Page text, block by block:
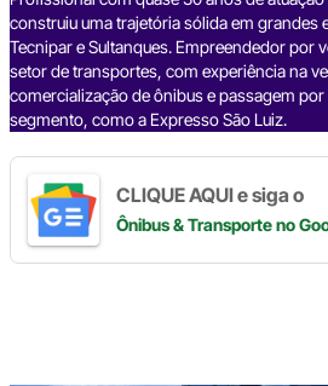
construiu uma trajetória sólida em grandes
Tecnipar e Sultanques. Empreendedor por
setor de transportes, com experiência na
comercialização de ônibus e passagem
segmento, como a Expresso São Luiz.
CLIQUE AQUI e siga o
Ônibus & Transporteno